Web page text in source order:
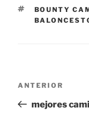
ETIQUETAS
BOUNTY
entradas
Entrada
anterior:
ANTERIOR
mejores